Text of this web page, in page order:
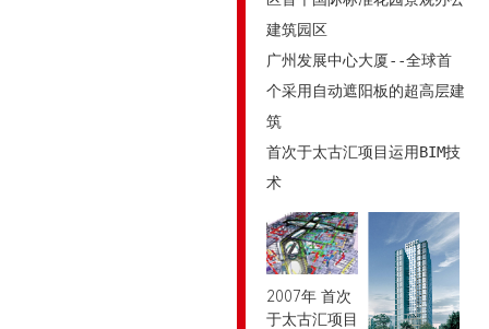
建筑园区
广州发展中心大厦--全球首
个采用自动遮阳板的超高层建
筑
首次于太古汇项目运用BIM技
术
2007年 首次
于太古汇项目